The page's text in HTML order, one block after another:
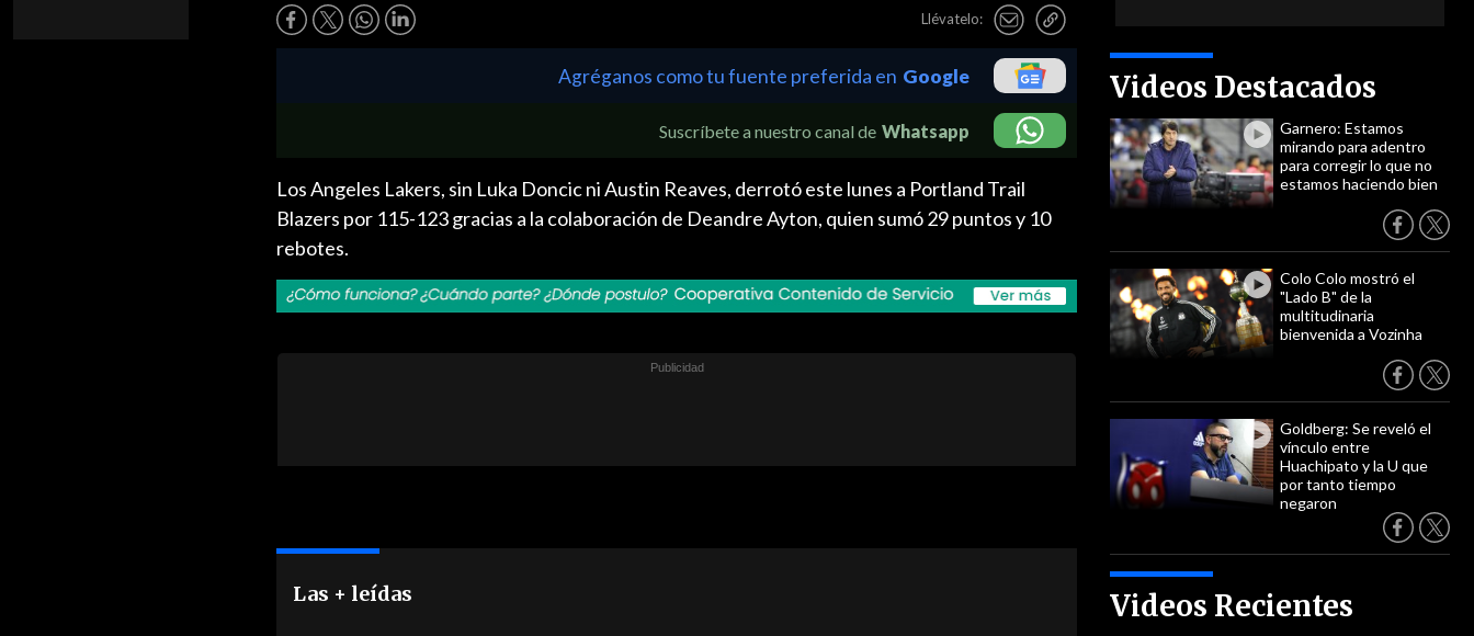
Llévatelo:
Videos Destacados
Garnero: Estamos
mirando para adentro
para corregir lo que no
estamos haciendo bien
Colo Colo mostró el
"Lado B" de la
multitudinaria
bienvenida a Vozinha
Goldberg: Se reveló el
vínculo entre
Huachipato y la U que
por tanto tiempo
negaron
Videos Recientes
Agréganos como tu fuente preferida en Google
Suscríbete a nuestro canal de Whatsapp
Los Angeles Lakers, sin Luka Doncic ni Austin Reaves, derrotó este lunes a Portland Trail
Blazers por 115-123 gracias a la colaboración de Deandre Ayton, quien sumó 29 puntos y 10
rebotes.
Las + leídas